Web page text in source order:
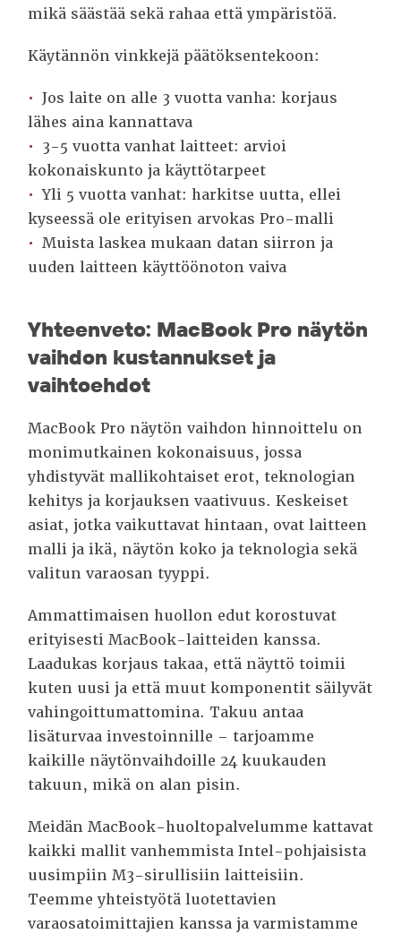
mikä säästää sekä rahaa että ympäristöä.
Käytännön vinkkejä päätöksentekoon:
Jos laite on alle 3 vuotta vanha: korjaus
lähes aina kannattava
3-5 vuotta vanhat laitteet: arvioi
kokonaiskunto ja käyttötarpeet
Yli 5 vuotta vanhat: harkitse uutta, ellei
kyseessä ole erityisen arvokas Pro-malli
Muista laskea mukaan datan siirron ja
uuden laitteen käyttöönoton vaiva
Yhteenveto: MacBook Pro näytön
vaihdon kustannukset ja
vaihtoehdot
MacBook Pro näytön vaihdon hinnoittelu on
monimutkainen kokonaisuus, jossa
yhdistyvät mallikohtaiset erot, teknologian
kehitys ja korjauksen vaativuus. Keskeiset
asiat, jotka vaikuttavat hintaan, ovat laitteen
malli ja ikä, näytön koko ja teknologia sekä
valitun varaosan tyyppi.
Ammattimaisen huollon edut korostuvat
erityisesti MacBook-laitteiden kanssa.
Laadukas korjaus takaa, että näyttö toimii
kuten uusi ja että muut komponentit säilyvät
vahingoittumattomina. Takuu antaa
lisäturvaa investoinnille – tarjoamme
kaikille näytönvaihdoille 24 kuukauden
takuun, mikä on alan pisin.
Meidän MacBook-huoltopalvelumme kattavat
kaikki mallit vanhemmista Intel-pohjaisista
uusimpiin M3-sirullisiin laitteisiin.
Teemme yhteistyötä luotettavien
varaosatoimittajien kanssa ja varmistamme